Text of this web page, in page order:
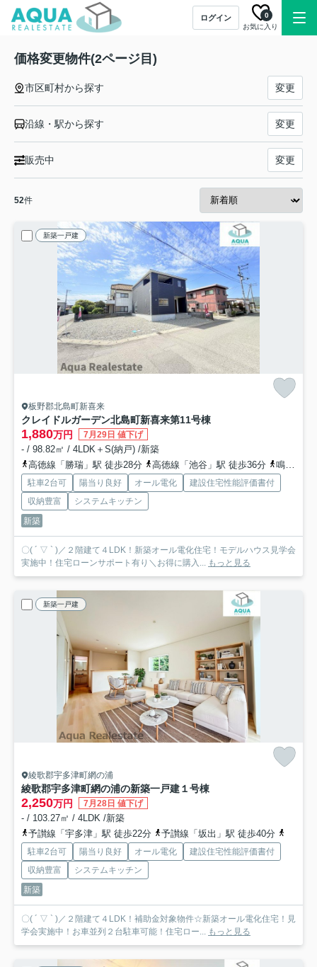
ログイン
お気に入り
0
価格変更物件(2ページ目)
市区町村から探す 変更
沿線・駅から探す 変更
販売中 変更
52件
新築一戸建
板野郡北島町新喜来
クレイドルガーデン北島町新喜来第11号棟
1,880万円 7月29日 値下げ
- / 98.82㎡ / 4LDK＋S(納戸) /新築
高徳線「勝瑞」駅 徒歩28分
高徳線「池谷」駅 徒歩36分 鳴門線「阿波大谷」駅 徒歩37分
駐車2台可 陽当り良好 オール電化
建設住宅性能評価書付
収納豊富
システムキッチン
新築
〇( ´ ▽ ` )／２階建て４LDK！新築オール電化住宅！モデルハウス見学会
実施中！住宅ローンサポート有り＼お得に購入... もっと見る
新築一戸建
綾歌郡宇多津町網の浦
綾歌郡宇多津町網の浦の新築一戸建１号棟
2,250万円 7月28日 値下げ
- / 103.27㎡ / 4LDK /新築
予讃線「宇多津」駅 徒歩22分
予讃線「坂出」駅 徒歩40分
駐車2台可 陽当り良好 オール電化
建設住宅性能評価書付
収納豊富
システムキッチン
新築
〇( ´ ▽ ` )／２階建て４LDK！補助金対象物件☆新築オール電化住宅！見
学会実施中！お車並列２台駐車可能！住宅ロー... もっと見る